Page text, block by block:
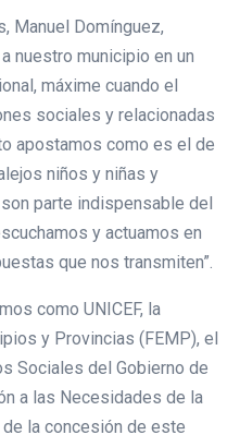
Manuel Domínguez,
nuestro municipio en un
máxime cuando el
sociales y relacionadas
apostamos como es el de
niños y niñas y
parte indispensable del
y actuamos en
que nos transmiten”.
como UNICEF, la
y Provincias (FEMP), el
Sociales del Gobierno de
a las Necesidades de la
la concesión de este